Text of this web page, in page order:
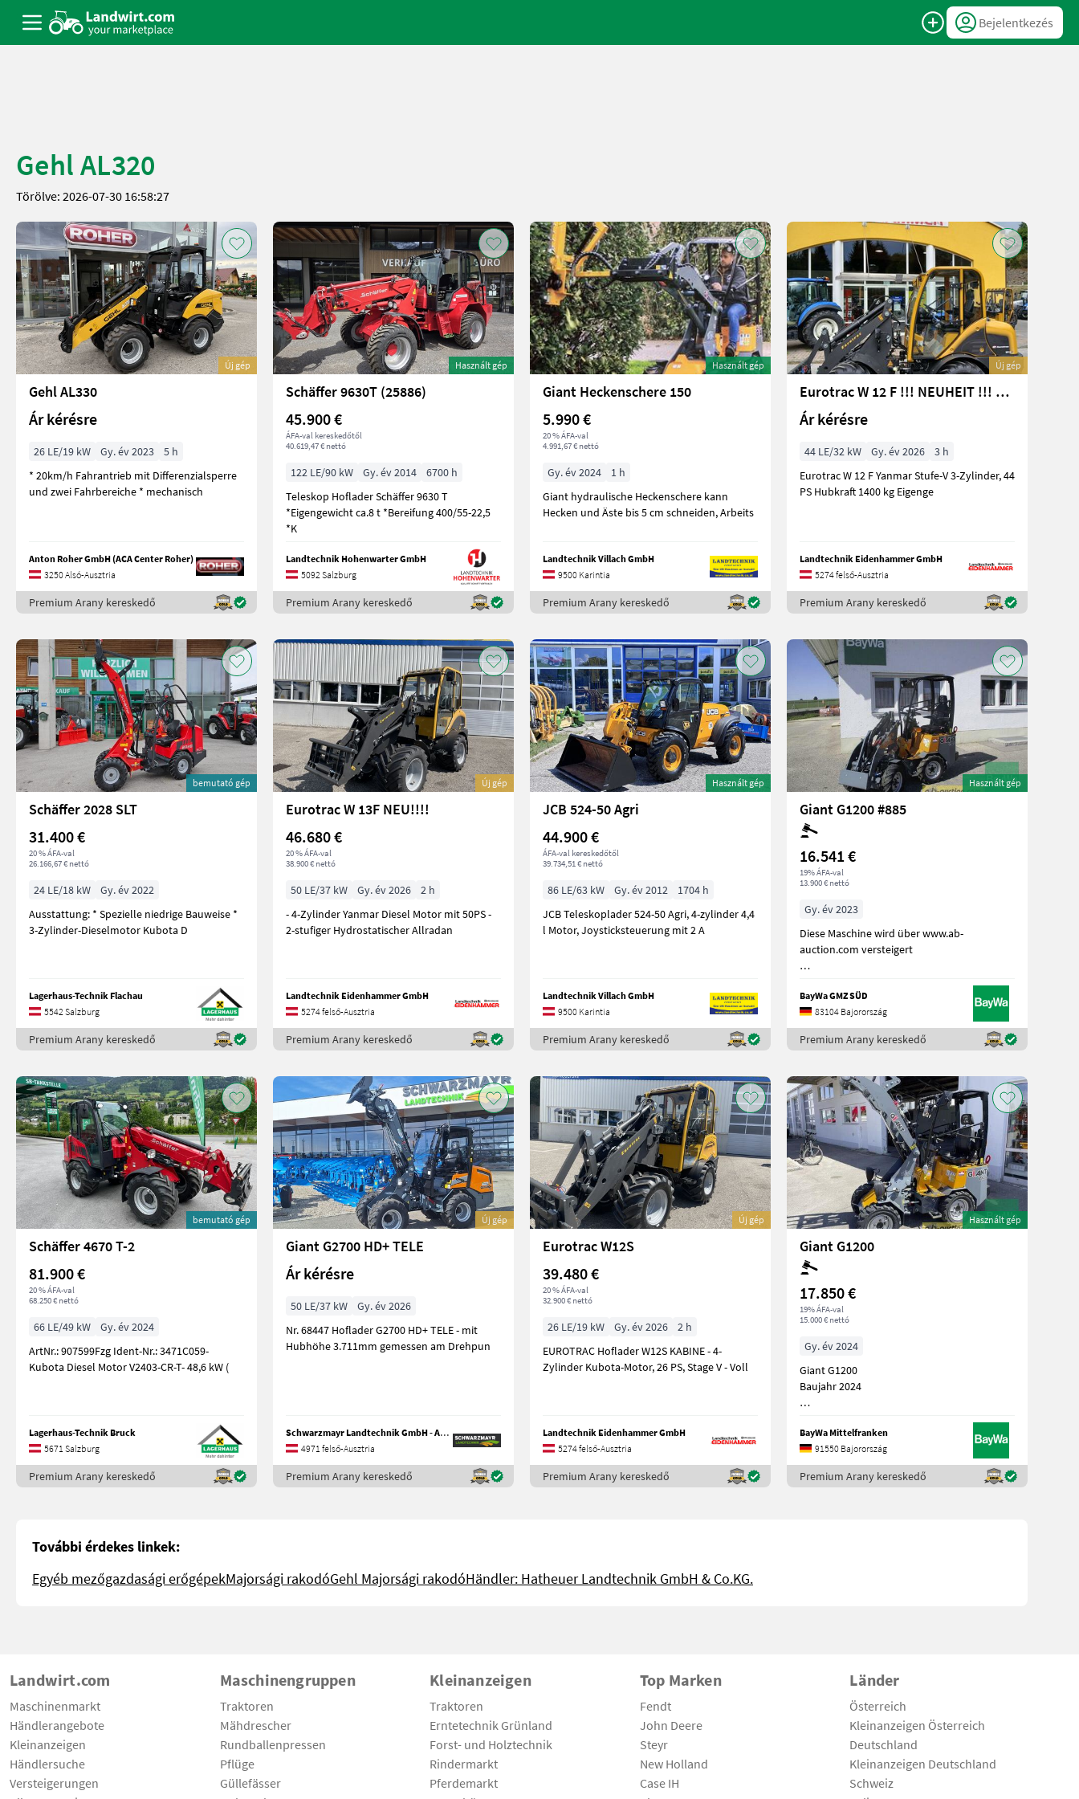
Bejelentkezés
Gehl AL320
Törölve: 2026-07-30 16:58:27
Új gép
Gehl AL330
Ár kérésre
26 LE/19 kW Gy. év 2023
5 h
* 20km/h Fahrantrieb mit Differenzialsperre
und zwei Fahrbereiche * mechanisch
Anton Roher GmbH (ACA Center Roher)
3250 Alsó-Ausztria
Premium Arany kereskedő
Használt gép
Schäffer 9630T (25886)
45.900 €
ÁFA-val kereskedőtől
40.619,47 € nettó
122 LE/90 kW Gy. év 2014
6700 h
Teleskop Hoflader Schäffer 9630 T
*Eigengewicht ca.8 t *Bereifung 400/55-22,5
*K
Landtechnik Hohenwarter GmbH
5092 Salzburg
Premium Arany kereskedő
Használt gép
Giant Heckenschere 150
5.990 €
20 % ÁFA-val
4.991,67 € nettó
Gy. év 2024
1 h
Giant hydraulische Heckenschere kann
Hecken und Äste bis 5 cm schneiden, Arbeits
Landtechnik Villach GmbH
9500 Karintia
Premium Arany kereskedő
Új gép
Eurotrac W 12 F !!! NEUHEIT !!! Prompt Verfügbar
Ár kérésre
44 LE/32 kW Gy. év 2026
3 h
Eurotrac W 12 F Yanmar Stufe-V 3-Zylinder, 44
PS Hubkraft 1400 kg Eigenge
Landtechnik Eidenhammer GmbH
5274 felső-Ausztria
Premium Arany kereskedő
bemutató gép
Schäffer 2028 SLT
31.400 €
20 % ÁFA-val
26.166,67 € nettó
24 LE/18 kW
Gy. év 2022
Ausstattung: * Spezielle niedrige Bauweise *
3-Zylinder-Dieselmotor Kubota D
Lagerhaus-Technik Flachau
5542 Salzburg
Premium Arany kereskedő
Új gép
Eurotrac W 13F NEU!!!!
46.680 €
20 % ÁFA-val
38.900 € nettó
50 LE/37 kW Gy. év 2026
2 h
- 4-Zylinder Yanmar Diesel Motor mit 50PS -
2-stufiger Hydrostatischer Allradan
Landtechnik Eidenhammer GmbH
5274 felső-Ausztria
Premium Arany kereskedő
Használt gép
JCB 524-50 Agri
44.900 €
ÁFA-val kereskedőtől
39.734,51 € nettó
86 LE/63 kW Gy. év 2012
1704 h
JCB Teleskoplader 524-50 Agri, 4-zylinder 4,4
l Motor, Joysticksteuerung mit 2 A
Landtechnik Villach GmbH
9500 Karintia
Premium Arany kereskedő
Használt gép
Giant G1200 #885
16.541 €
19% ÁFA-val
13.900 € nettó
Gy. év 2023
Diese Maschine wird über www.ab-
auction.com versteigert
BayWa GMZ SÜD
83104 Bajorország
Premium Arany kereskedő
bemutató gép
Schäffer 4670 T-2
81.900 €
20 % ÁFA-val
68.250 € nettó
66 LE/49 kW
Gy. év 2024
ArtNr.: 907599Fzg Ident-Nr.: 3471C059-
Kubota Diesel Motor V2403-CR-T- 48,6 kW (
Lagerhaus-Technik Bruck
5671 Salzburg
Premium Arany kereskedő
Új gép
Giant G2700 HD+ TELE
Ár kérésre
50 LE/37 kW
Gy. év 2026
Nr. 68447 Hoflader G2700 HD+ TELE - mit
Hubhöhe 3.711mm gemessen am Drehpun
Schwarzmayr Landtechnik GmbH - Aurolzmünster
4971 felső-Ausztria
Premium Arany kereskedő
Új gép
Eurotrac W12S
39.480 €
20 % ÁFA-val
32.900 € nettó
26 LE/19 kW Gy. év 2026
2 h
EUROTRAC Hoflader W12S KABINE - 4-
Zylinder Kubota-Motor, 26 PS, Stage V - Voll
Landtechnik Eidenhammer GmbH
5274 felső-Ausztria
Premium Arany kereskedő
Használt gép
Giant G1200
17.850 €
19% ÁFA-val
15.000 € nettó
Gy. év 2024
Giant G1200
Baujahr 2024
1 1X ARBEITSSCHEINW
BayWa Mittelfranken
91550 Bajorország
Premium Arany kereskedő
További érdekes linkek:
Egyéb mezőgazdasági erőgépekMajorsági rakodóGehl Majorsági rakodóHändler: Hatheuer Landtechnik GmbH & Co.KG.
Landwirt.com
Maschinenmarkt
Händlerangebote
Kleinanzeigen
Händlersuche
Versteigerungen
Maschinengruppen
Traktoren
Mähdrescher
Rundballenpressen
Pflüge
Güllefässer
Kleinanzeigen
Traktoren
Erntetechnik Grünland
Forst- und Holztechnik
Rindermarkt
Pferdemarkt
Top Marken
Fendt
John Deere
Steyr
New Holland
Case IH
Länder
Österreich
Kleinanzeigen Österreich
Deutschland
Kleinanzeigen Deutschland
Schweiz